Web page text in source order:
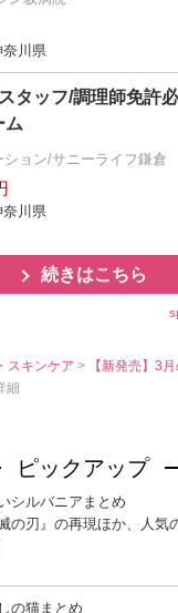
川県
タッフ/調理師免許
ム
ョン/サニーライフ鎌倉
川県
続きはこちら
スキンケア>
【新発売】3
細
ピックアップ
シルバニアまとめ
滅の刃』の再現ほか、人気
の猫まとめ